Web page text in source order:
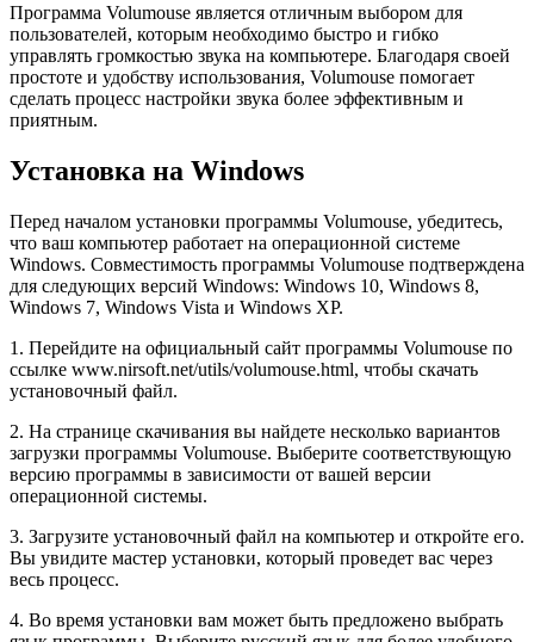
Программа Volumouse является отличным выбором для
пользователей, которым необходимо быстро и гибко
управлять громкостью звука на компьютере. Благодаря своей
простоте и удобству использования, Volumouse помогает
сделать процесс настройки звука более эффективным и
приятным.
Установка на Windows
Перед началом установки программы Volumouse, убедитесь,
что ваш компьютер работает на операционной системе
Windows. Совместимость программы Volumouse подтверждена
для следующих версий Windows: Windows 10, Windows 8,
Windows 7, Windows Vista и Windows XP.
1. Перейдите на официальный сайт программы Volumouse по
ссылке www.nirsoft.net/utils/volumouse.html, чтобы скачать
установочный файл.
2. На странице скачивания вы найдете несколько вариантов
загрузки программы Volumouse. Выберите соответствующую
версию программы в зависимости от вашей версии
операционной системы.
3. Загрузите установочный файл на компьютер и откройте его.
Вы увидите мастер установки, который проведет вас через
весь процесс.
4. Во время установки вам может быть предложено выбрать